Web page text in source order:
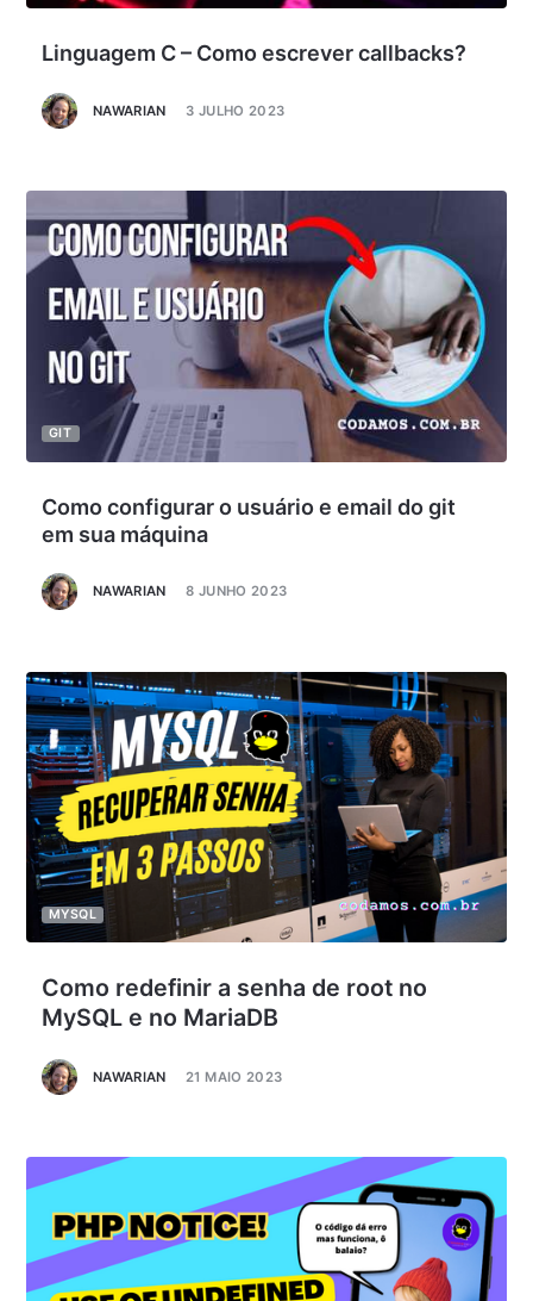
Linguagem C – Como escrever callbacks?
NAWARIAN 3 JULHO 2023
Como configurar o usuário e email do git
em sua máquina
NAWARIAN 8 JUNHO 2023
GIT
Como redefinir a senha de root no
MySQL e no MariaDB
NAWARIAN 21 MAIO 2023
MYSQL